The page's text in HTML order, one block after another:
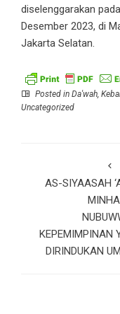
diselenggarakan
Desember 2023, di
Jakarta Selatan.
Posted in Da'wah,
Uncategorized
AS-SIYAASAH
KEPEMIMPINAN
DIRINDUKAN